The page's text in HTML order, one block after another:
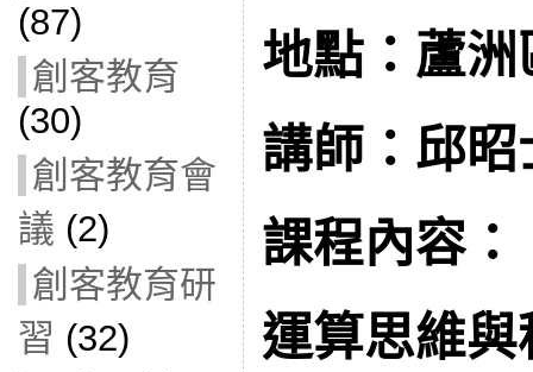
(87)
創客教育
(30)
創客教育會
議 (2)
創客教育研
習 (32)
地點：蘆
講師：邱昭
課程內容：
運算思維